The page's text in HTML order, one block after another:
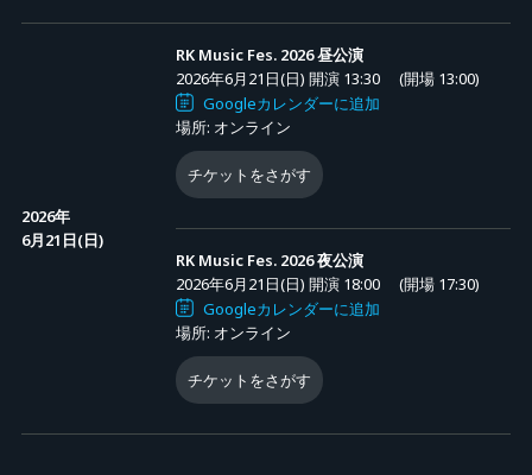
＜チケット種類＞
[1] 通し配信チケット：15,000円(税込)
※システム利用料：チケット1枚につき2100円がかかります。
[2] 各公演配信チケット：8,000円(税込)
※システム利用料：チケット1枚につき1120円がかかります。
※チケットをご購入いただいた方は、アーカイブ配信も追加料金なしでご視
※本イベントは複数チケットのご購入が可能です（同一チケットの複数枚購
2026年
6月21日(日)
RK Music Fes. 2026 昼公演
2026年6月21日(日) 開演 13:30
(開場 13:00)
Googleカレンダーに追加
場所: オンライン
チケットをさがす
RK Music Fes. 2026 夜公演
2026年6月21日(日) 開演 18:00
(開場 17:30)
Googleカレンダーに追加
場所: オンライン
チケットをさがす